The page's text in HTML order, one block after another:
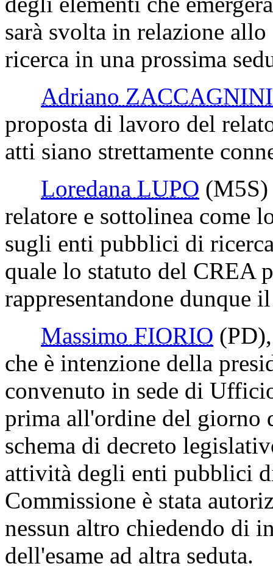
sarà svolta in relazione
ricerca in una prossima
Adriano ZACCAGNINI
proposta di lavoro del
atti siano strettamente
Loredana LUPO (M5S)
relatore e sottolinea come
sugli enti pubblici di
quale lo statuto del CREA
rappresentandone dunque
Massimo FIORIO (PD)
che è intenzione della
convenuto in sede di
prima all'ordine del giorno
schema di decreto
attività degli enti pubblici
Commissione è stata
nessun altro chiedendo di
dell'esame ad altra seduta.